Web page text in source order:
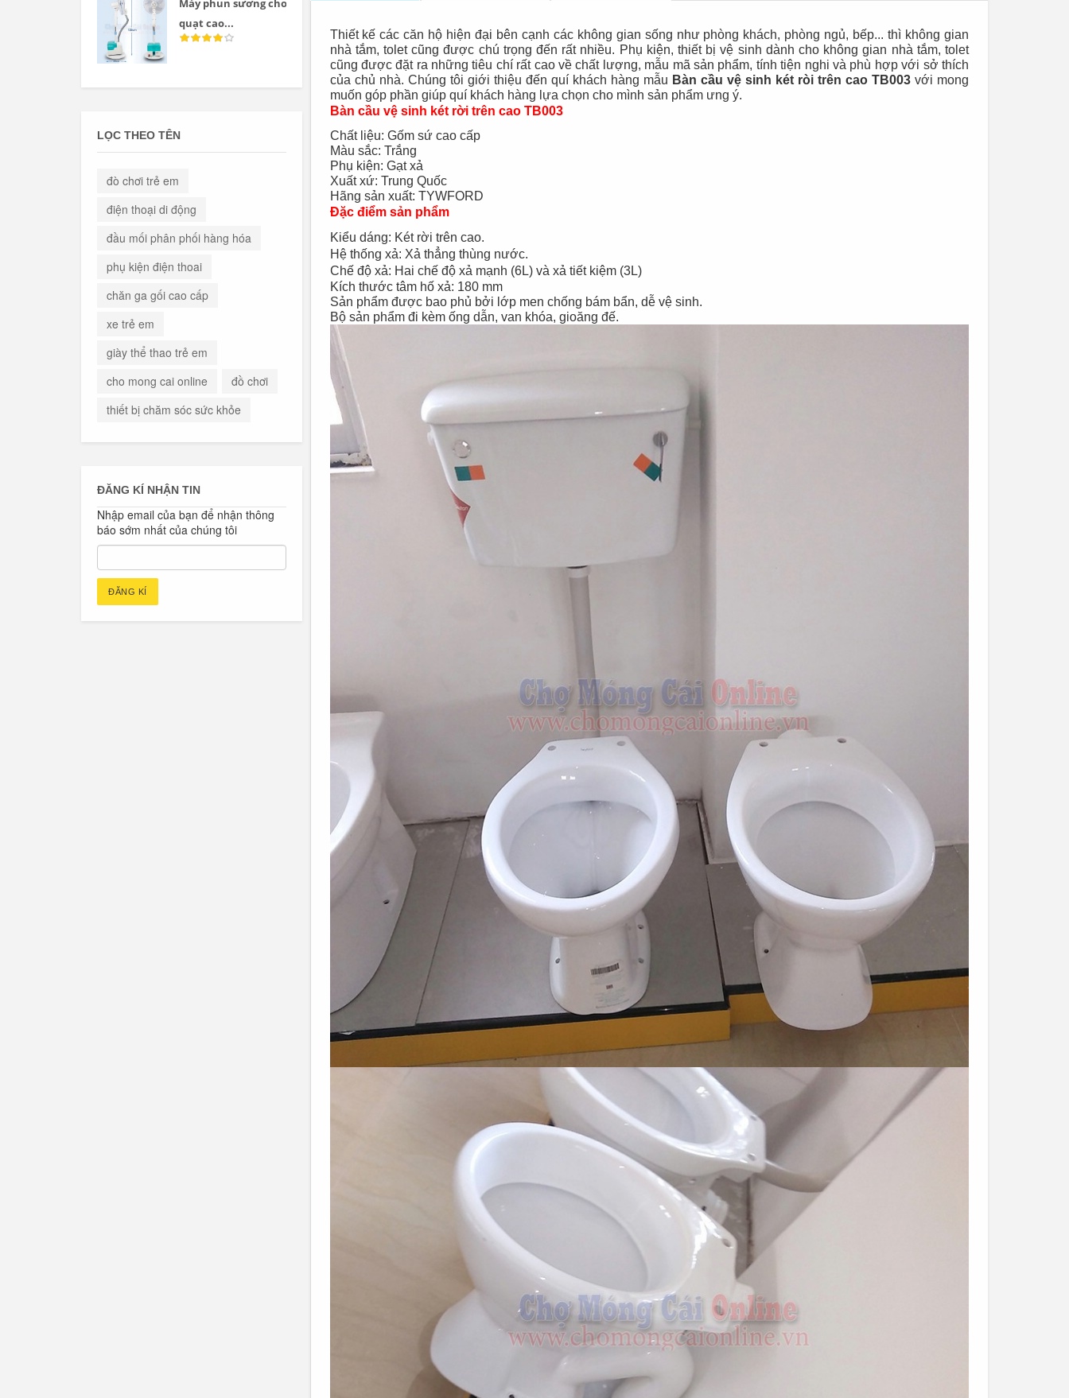
Thiết kế các căn hộ hiện đại bên cạnh các không gian sống như phòng khách, phòng ngủ, bếp... thì không gian
nhà tắm, tolet cũng được chú trọng đến rất nhiều. Phụ kiện, thiết bị vệ sinh dành cho không gian nhà tắm, tolet
cũng được đặt ra những tiêu chí rất cao về chất lượng, mẫu mã sản phẩm, tính tiện nghi và phù hợp với sở thích
của chủ nhà. Chúng tôi giới thiệu đến quí khách hàng mẫu Bàn cầu vệ sinh két ròi trên cao TB003với mong
muốn góp phần giúp quí khách hàng lựa chọn cho mình sản phẩm ưng ý.
Bàn cầu vệ sinh két rời trên cao TB003
Chất liệu: Gốm sứ cao cấp
Màu sắc: Trắng
Phụ kiện: Gạt xả
Xuất xứ: Trung Quốc
Hãng sản xuất: TYWFORD
Đặc điểm sản phẩm
Kiểu dáng: Két rời trên cao.
Hệ thống xả: Xả thẳng thùng nước.
Chế độ xả: Hai chế độ xả mạnh (6L) và xả tiết kiệm (3L)
Kích thước tâm hố xả: 180 mm
Sản phẩm được bao phủ bởi lớp men chống bám bẩn, dễ vệ sinh.
Bộ sản phẩm đi kèm ống dẫn, van khóa, gioăng đế.
Máy phun sương cho
quạt cao...
Đèn tích điện cao
LỌC THEO TÊN
đò chơi trẻ em
điện thoại di động
đầu mối phân phối hàng hóa
phụ kiện điện thoai
chăn ga gối cao cấp
xe trẻ em
giày thể thao trẻ em
cho mong cai online
đồ chơi
thiết bị chăm sóc sức khỏe
ĐĂNG KÍ NHẬN TIN
Nhập email của bạn để nhận thông
báo sớm nhất của chúng tôi